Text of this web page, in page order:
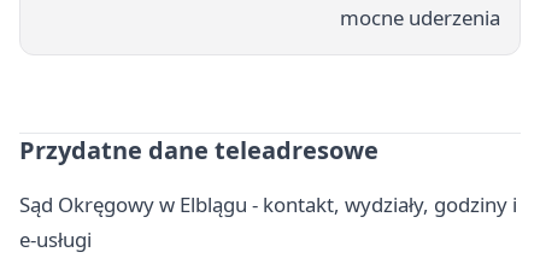
mocne uderzenia
Przydatne dane teleadresowe
Sąd Okręgowy w Elblągu - kontakt, wydziały, godziny i
e-usługi